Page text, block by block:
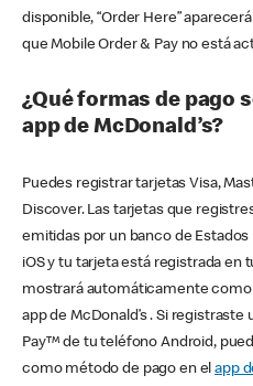
disponible, “Order Here”
que Mobile Order & Pay no está
¿Qué formas de pago
app de McDonald’s?
Puedes registrar tarjetas Visa,
Discover. Las tarjetas que
emitidas por un banco de
iOS y tu tarjeta está registrada en
mostrará automáticamente como
app de McDonald’s . Si registraste
Pay™ de tu teléfono Android,
como método de pago en elapp